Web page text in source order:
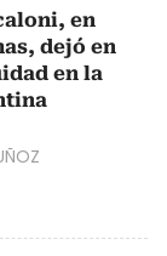
en
dejó en
en la